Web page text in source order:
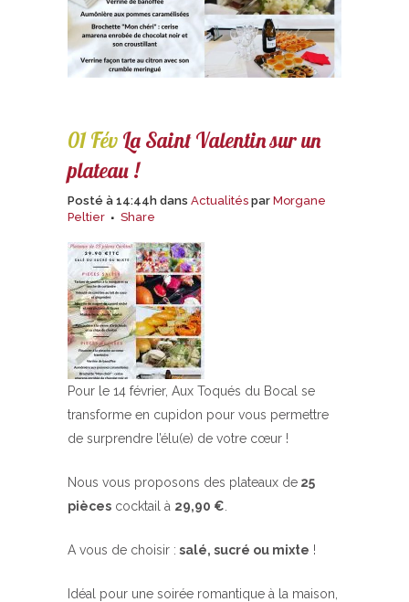
01 Fév La Saint Valentin sur un
plateau !
Posté à 14:44h dans Actualités par Morgane
Peltier
Share
Pour le 14 février, Aux Toqués du Bocal se
transforme en cupidon pour vous permettre
de surprendre l’élu(e) de votre cœur !
Nous vous proposons des plateaux de 25
pièces cocktail à 29,90 €
A vous de choisir : salé, sucré ou mixte !
Idéal pour une soirée romantique à la maison,